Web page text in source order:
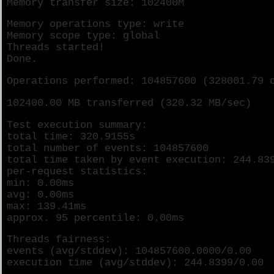
Memory transfer size: 102400M
Memory operations type: write
Memory scope type: global
Threads started!
Done.
Operations performed: 104857600 (328001.79
102400.00 MB transferred (320.32 MB/sec)
Test execution summary:
total time: 320.9155s
total number of events: 104857600
total time taken by event execution:
per-request statistics:
min: 0.00ms
avg: 0.00ms
max: 139.41ms
approx. 95 percentile: 0.00ms
Threads fairness:
events (avg/stddev): 104857600.0000/0.00
execution time (avg/stddev): 244.8399/0.00